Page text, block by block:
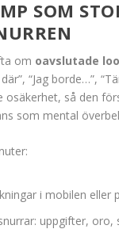
SOM
om oavslutade
“Jag borde…”,
osäkerhet, så den
som mental
i mobilen eller
uppgifter, oro,